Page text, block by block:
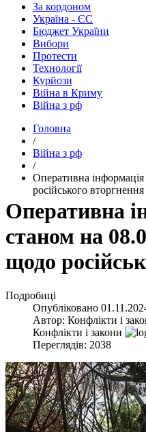
За кордоном
Україна - ЄС
Бюджет України
Вибори
Протести
Технології
Курйози
Війна в Криму
Війна з рф
Головна
/
Війна з рф
/
​Оперативна
російського вторгнення
​Оперативна
станом на
щодо
Подробиці
Опубліковано
Автор: Конфлікти і
Конфлікти і закони
Переглядів: 2038